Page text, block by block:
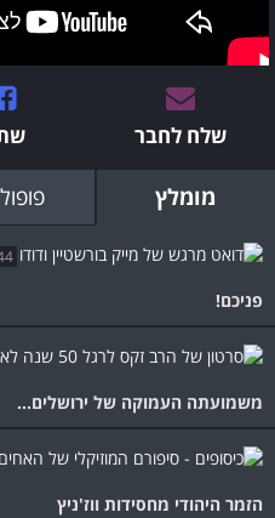
שלח לחבר
מומלץ
פניכם!
משמועתה העמוקה של ירושלים...
הזמר היהודי מחסידות ווז'ניץ